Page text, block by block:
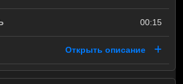
00:15
Открыть описание